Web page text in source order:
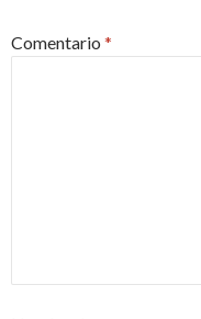
Comentario *